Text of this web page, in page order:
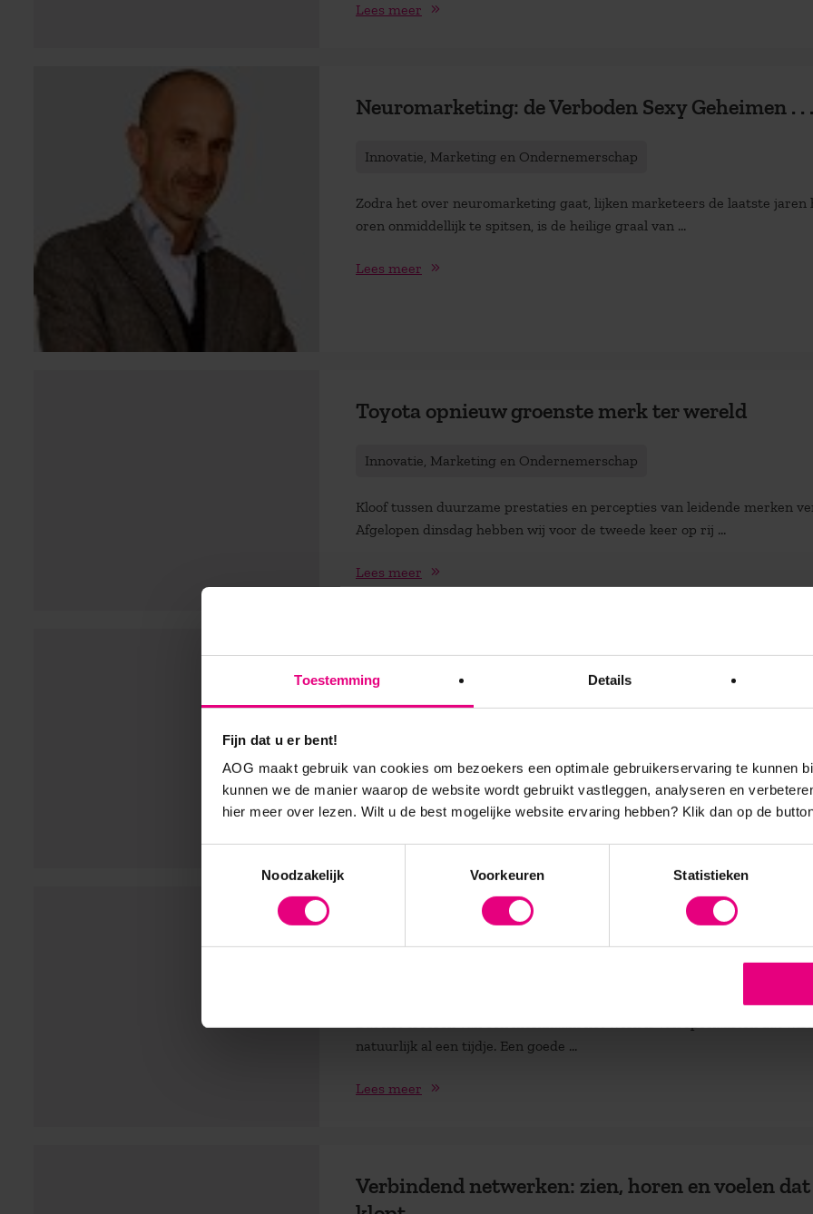
Toestemming Details
Fijn dat u er bent!
AOG maakt gebruik van cookies om bezoekers een optimale gebruikerservaring te kunnen
kunnen we de manier waarop de website wordt gebruikt vastleggen, analyseren en
hier meer over lezen. Wilt u de best mogelijke website ervaring hebben? Klik dan op de
Noodzakelijk
Voorkeuren Statistieken
Lees meer
Neuromarketing: de Verboden Sexy Geheimen . . .
Innovatie, Marketing en Ondernemerschap
Zodra het over neuromarketing gaat, lijken marketeers de laatste jaren
oren onmiddellijk te spitsen, is de heilige graal van ...
Lees meer
Toyota opnieuw groenste merk ter wereld
Innovatie, Marketing en Ondernemerschap
Kloof tussen duurzame prestaties en percepties van leidende merken
Afgelopen dinsdag hebben wij voor de tweede keer op rij ...
Lees meer
Écht HEMA
Fis-E-Cis. Op die noten zing je de HEMA slogan. Weet trouwens niet of
bestaat? De HEMA in ieder ...
Merken &zo….
Dat het creëren van een merknaam het werk is van specialisten dat
natuurlijk al een tijdje. Een goede ...
Lees meer
Verbindend netwerken: zien, horen en voelen